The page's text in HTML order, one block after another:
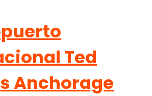
Ted
Anchorage